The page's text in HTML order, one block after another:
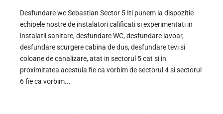
Desfundare wc Sebastian Sector 5 Iti punem la dispozitie
echipele nostre de instalatori calificati si experimentati in
instalatii sanitare, desfundare WC, desfundare lavoar,
desfundare scurgere cabina de dus, desfundare tevi si
coloane de canalizare, atat in sectorul 5 cat si in
proximitatea acestuia fie ca vorbim de sectorul 4 si sectorul
6 fie ca vorbim...